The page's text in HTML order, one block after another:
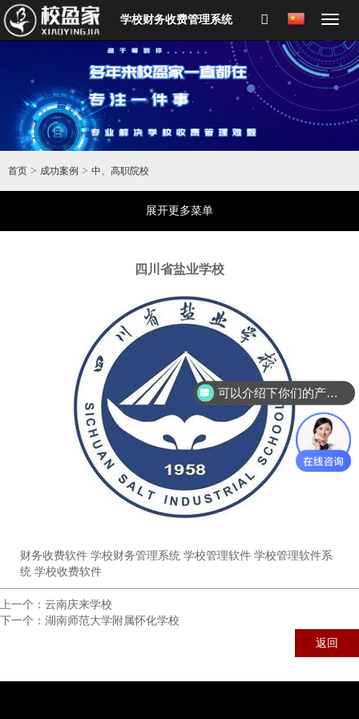
学校财务收费管理系统
首页 > 成功案例 > 中、高职院校
展开更多菜单
四川省盐业学校
财务收费软件 学校财务管理系统 学校管理软件 学校管理软件系
统 学校收费软件
上一个： 云南庆来学校
下一个： 湖南师范大学附属怀化学校
返回
可以介绍下你们的产品么？